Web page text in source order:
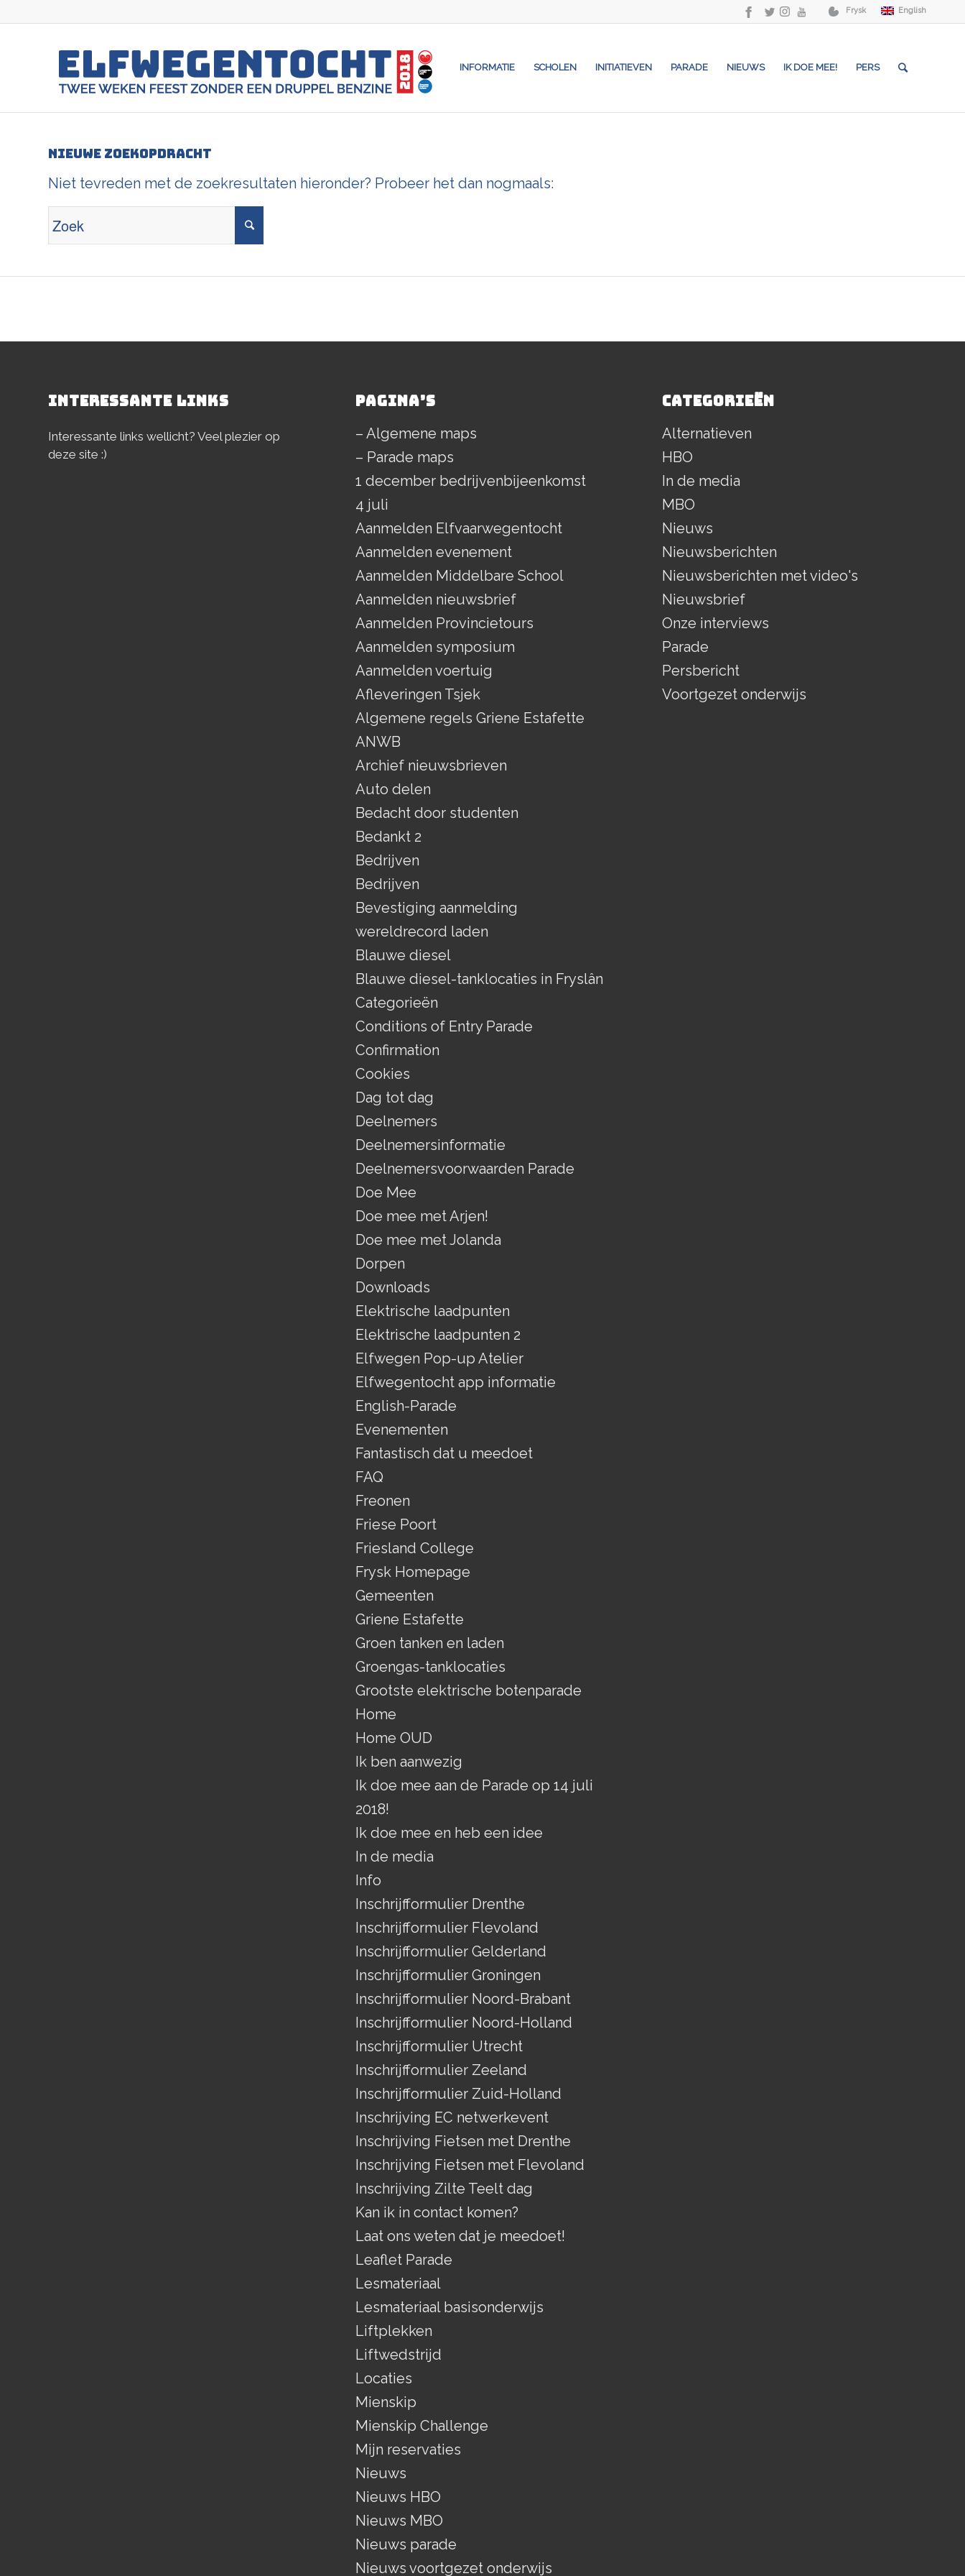
Frysk English
INFORMATIE SCHOLEN INITIATIEVEN PARADE NIEUWS IK DOE MEE! PERS
Nieuwe zoekopdracht
Niet tevreden met de zoekresultaten hieronder? Probeer het dan nogmaals:
INTERESSANTE LINKS
Interessante links wellicht? Veel plezier op
deze site :)
PAGINA’S
– Algemene maps
– Parade maps
1 december bedrijvenbijeenkomst
4 juli
Aanmelden Elfvaarwegentocht
Aanmelden evenement
Aanmelden Middelbare School
Aanmelden nieuwsbrief
Aanmelden Provincietours
Aanmelden symposium
Aanmelden voertuig
Afleveringen Tsjek
Algemene regels Griene Estafette
ANWB
Archief nieuwsbrieven
Auto delen
Bedacht door studenten
Bedankt 2
Bedrijven
Bedrijven
Bevestiging aanmelding
wereldrecord laden
Blauwe diesel
Blauwe diesel-tanklocaties in Fryslân
Categorieën
Conditions of Entry Parade
Confirmation
Cookies
Dag tot dag
Deelnemers
Deelnemersinformatie
Deelnemersvoorwaarden Parade
Doe Mee
Doe mee met Arjen!
Doe mee met Jolanda
Dorpen
Downloads
Elektrische laadpunten
Elektrische laadpunten 2
Elfwegen Pop-up Atelier
Elfwegentocht app informatie
English-Parade
Evenementen
Fantastisch dat u meedoet
FAQ
Freonen
Friese Poort
Friesland College
Frysk Homepage
Gemeenten
Griene Estafette
Groen tanken en laden
Groengas-tanklocaties
Grootste elektrische botenparade
Home
Home OUD
Ik ben aanwezig
Ik doe mee aan de Parade op 14 juli
2018!
Ik doe mee en heb een idee
In de media
Info
Inschrijfformulier Drenthe
Inschrijfformulier Flevoland
Inschrijfformulier Gelderland
Inschrijfformulier Groningen
Inschrijfformulier Noord-Brabant
Inschrijfformulier Noord-Holland
Inschrijfformulier Utrecht
Inschrijfformulier Zeeland
Inschrijfformulier Zuid-Holland
Inschrijving EC netwerkevent
Inschrijving Fietsen met Drenthe
Inschrijving Fietsen met Flevoland
Inschrijving Zilte Teelt dag
Kan ik in contact komen?
Laat ons weten dat je meedoet!
Leaflet Parade
Lesmateriaal
Lesmateriaal basisonderwijs
Liftplekken
Liftwedstrijd
Locaties
Mienskip
Mienskip Challenge
Mijn reservaties
Nieuws
Nieuws HBO
Nieuws MBO
Nieuws parade
Nieuws voortgezet onderwijs
CATEGORIEËN
Alternatieven
HBO
In de media
MBO
Nieuws
Nieuwsberichten
Nieuwsberichten met video's
Nieuwsbrief
Onze interviews
Parade
Persbericht
Voortgezet onderwijs